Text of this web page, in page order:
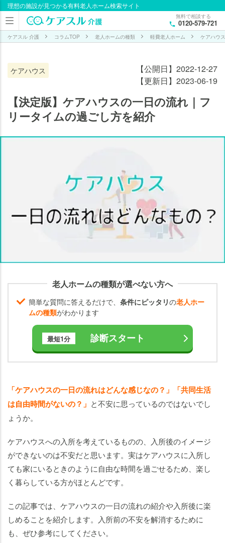
理想の施設が見つかる有料老人ホーム検索サイト
無料で相談する
0120-579-721
ケアスル 介護 コラムTOP 老人ホームの種類 軽費老人ホーム ケアハウス
ケアハウス
【公開日】2022-12-27
【更新日】2023-06-19
【決定版】ケアハウスの一日の流れ｜フ
リータイムの過ごし方を紹介
老人ホームの種類が選べない方へ
簡単な質問に答えるだけで、 条件にピッタリの老人ホー
ムの種類がわかります
最短1分 診断スタート
「ケアハウスの一日の流れはどんな感じなの？」「共同生活
は自由時間がないの？」 と不安に思っているのではないでし
ょうか。
ケアハウスへの入所を考えているものの、入所後のイメージ
ができないのは不安だと思います。実はケアハウスに入所し
ても家にいるときのように自由な時間を過ごせるため、楽し
く暮らしている方がほとんどです。
この記事では、ケアハウスの一日の流れの紹介や入所後に楽
しめることを紹介します。入所前の不安を解消するために
も、ぜひ参考にしてください。
目次
ケア
ハウ
一日
の流
紹
介！
日
の
は
守
で
は
な
ケ
ウ
ス
に
所
し
て
も
楽
し
め
る
こ